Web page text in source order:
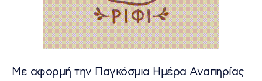
Με αφορμή την Παγκόσμια Ημέρα Αναπηρίας